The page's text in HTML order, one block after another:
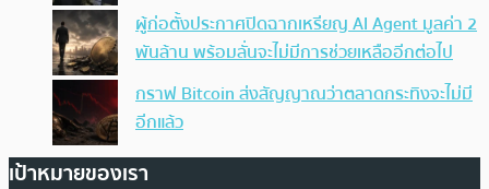
ผู้ก่อตั้งประกาศปิดฉากเหรียญ AI Agent มูลค่า 2
พันล้าน พร้อมลั่นจะไม่มีการช่วยเหลืออีกต่อไป
กราฟ Bitcoin ส่งสัญญาณว่าตลาดกระทิงจะไม่มี
อีกแล้ว
เป้าหมายของเรา